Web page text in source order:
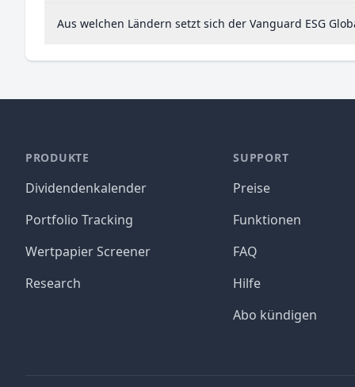
Aus welchen Ländern setzt sich der Vanguard ESG
PRODUKTE
Dividendenkalender
Portfolio Tracking
Wertpapier Screener
Research
SUPPORT
Preise
Funktionen
FAQ
Hilfe
Abo kündigen